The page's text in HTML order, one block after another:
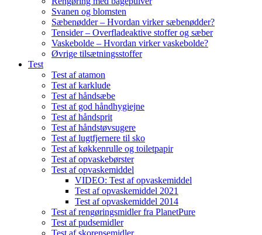
Svanen og blomsten
Sæbenødder – Hvordan virker sæbenødder?
Tensider – Overfladeaktive stoffer og sæber
Vaskebolde – Hvordan virker vaskebolde?
Øvrige tilsætningsstoffer
Test
Test af atamon
Test af karklude
Test af håndsæbe
Test af god håndhygiejne
Test af håndsprit
Test af håndstøvsugere
Test af lugtfjernere til sko
Test af køkkenrulle og toiletpapir
Test af opvaskebørster
Test af opvaskemiddel
VIDEO: Test af opvaskemiddel
Test af opvaskemiddel 2021
Test af opvaskemiddel 2014
Test af rengøringsmidler fra PlanetPure
Test af pudsemidler
Test af skorensemidler